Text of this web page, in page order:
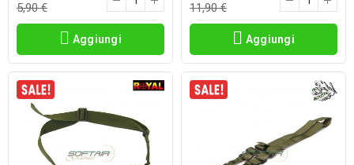
5,90 €
Aggiungi
11,90 €
Aggiungi